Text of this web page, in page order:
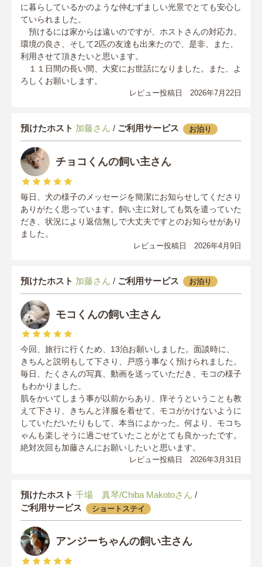
に暮らしているかのような仲むずましい光景でとても安心し
ていられました。
預けるには家からは遠いのですが、ホストさんの対応力、
環境の良さ、そして2匹の友達も出来たので、是非、また、
利用させて頂きたいと思います。
１１日間の長い間、大変にお世話になりました。また、よ
ろしくお願いします。
レビュー投稿日 2026年7月22日
預けたホスト 加藤さん / ご利用サービス お泊り
チョコくんの飼い主さん
毎日、犬の様子のメッセージを簡潔にお知らせしてくださり
ありがたく思っています。飼い主に対しても気を遣っていた
だき、状況により返信無しで大丈夫ですとのお知らせがあり
ました。
レビュー投稿日 2026年4月9日
預けたホスト 加藤さん / ご利用サービス お泊り
モコくんの飼い主さん
今回、旅行に行くため、13泊お願いしました。面談時に、
きちんと説明もして下さり、戸惑う事なく預けられました。
毎日、たくさんの写真、動画を送っていただき、モコの様子
もわかりました。
肌をかいてしまう事が以前からあり、痒そうということも教
えて下さり、きちんと洋服を着せて、モコがかけないように
していただいたりもして、本当によかった。何より、モコち
ゃんも楽しそうに過ごせていたことがとても良かったです。
絶対次回も加藤さんにお願いしたいと思います。
レビュー投稿日 2026年3月31日
預けたホスト 千場 真琴/Chiba Makotoさん /
ご利用サービス
ショートステイ
アンジーちゃんの飼い主さん